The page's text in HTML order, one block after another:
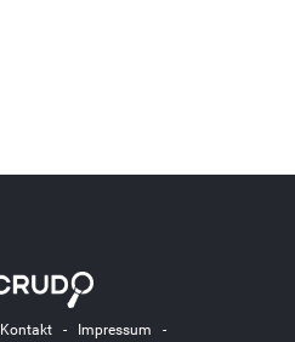
Kontakt- Impressum -